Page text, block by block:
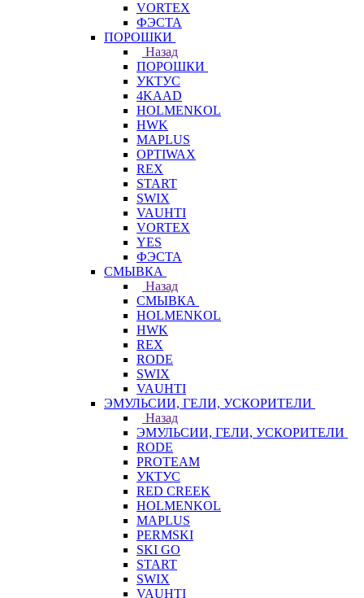
VORTEX
ФЭСТА
ПОРОШКИ
Назад
ПОРОШКИ
УКТУС
4KAAD
HOLMENKOL
HWK
MAPLUS
OPTIWAX
REX
START
SWIX
VAUHTI
VORTEX
YES
ФЭСТА
СМЫВКА
Назад
СМЫВКА
HOLMENKOL
HWK
REX
RODE
SWIX
VAUHTI
ЭМУЛЬСИИ, ГЕЛИ, УСКОРИТЕЛИ
Назад
ЭМУЛЬСИИ, ГЕЛИ, УСКОРИТЕЛИ
RODE
PROTEAM
УКТУС
RED CREEK
HOLMENKOL
MAPLUS
PERMSKI
SKI GO
START
SWIX
VAUHTI